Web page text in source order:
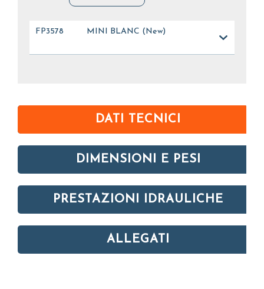
FP3578 MINI BLANC (New)
DATI TECNICI
DIMENSIONI E PESI
PRESTAZIONI IDRAULICHE
ALLEGATI